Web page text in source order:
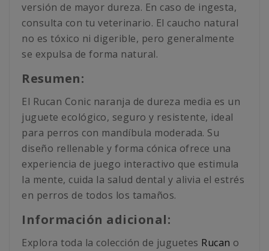
versión de mayor dureza. En caso de ingesta,
consulta con tu veterinario. El caucho natural
no es tóxico ni digerible, pero generalmente
se expulsa de forma natural.
Resumen:
El Rucan Conic naranja de dureza media es un
juguete ecológico, seguro y resistente, ideal
para perros con mandíbula moderada. Su
diseño rellenable y forma cónica ofrece una
experiencia de juego interactivo que estimula
la mente, cuida la salud dental y alivia el estrés
en perros de todos los tamaños.
Información adicional:
Explora toda la colección de juguetes Rucan o